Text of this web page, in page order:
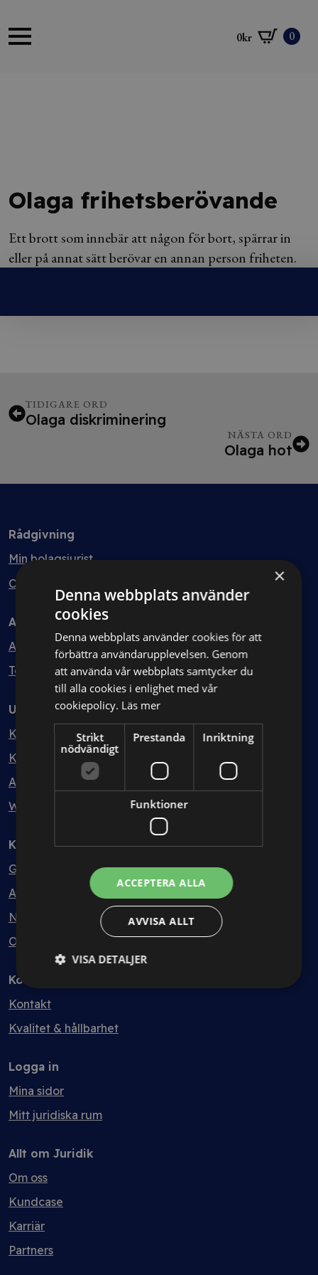
0kr 0
Olaga frihetsberövande
Ett brott som innebär att någon för bort, spärrar in
eller på annat sätt berövar en annan person friheten.
TIDIGARE ORD
Olaga diskriminering
NÄSTA ORD
Olaga hot
Rådgivning
Min bolagsjurist
Ombud
Avtal
Avtalshantering
Testa kostnadsfritt
Utbildning
Kurser
Kurspaket
Abonnemang
Webbinarium
Kunskapsbank
Guider
Avtalsmallar
Nyheter
Ordlista
Kontakt
Kontakt
Kvalitet & hållbarhet
Logga in
Mina sidor
Mitt juridiska rum
Allt om Juridik
Om oss
Kundcase
Karriär
Partners
×
Denna webbplats använder
cookies
Denna webbplats använder cookies för att
förbättra användarupplevelsen. Genom
att använda vår webbplats samtycker du
till alla cookies i enlighet med vår
cookiepolicy. Läs mer
Strikt
nödvändigt
Prestanda Inriktning
Funktioner
ACCEPTERA ALLA
AVVISA ALLT
VISA DETALJER